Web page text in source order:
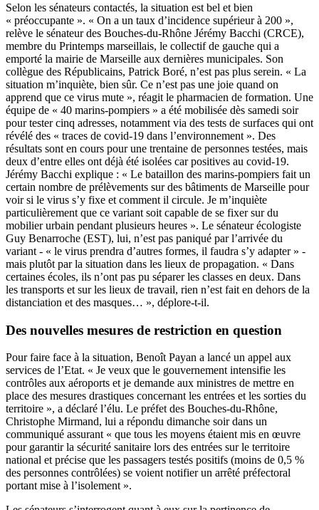
Selon les sénateurs contactés, la situation est bel et bien
« préoccupante ». « On a un taux d’incidence supérieur à 200 »,
relève le sénateur des Bouches-du-Rhône Jérémy Bacchi (CRCE),
membre du Printemps marseillais, le collectif de gauche qui a
emporté la mairie de Marseille aux dernières municipales. Son
collègue des Républicains, Patrick Boré, n’est pas plus serein. « La
situation m’inquiète, bien sûr. Ce n’est pas une joie quand on
apprend que ce virus mute », réagit le pharmacien de formation. Une
équipe de « 40 marins-pompiers » a été mobilisée dès samedi soir
pour tester cinq adresses, notamment via des tests de surfaces qui ont
révélé des « traces de covid-19 dans l’environnement ». Des
résultats sont en cours pour une trentaine de personnes testées, mais
deux d’entre elles ont déjà été isolées car positives au covid-19.
Jérémy Bacchi explique : « Le bataillon des marins-pompiers fait un
certain nombre de prélèvements sur des bâtiments de Marseille pour
voir si le virus s’y fixe et comment il circule. Je m’inquiète
particulièrement que ce variant soit capable de se fixer sur du
mobilier urbain pendant plusieurs heures ». Le sénateur écologiste
Guy Benarroche (EST), lui, n’est pas paniqué par l’arrivée du
variant - « le virus prendra d’autres formes, il faudra s’y adapter » -
mais plutôt par la situation dans les lieux de propagation. « Dans
certaines écoles, ils n’ont pas pu séparer les classes en deux. Dans
les transports et sur les lieux de travail, rien n’est fait en dehors de la
distanciation et des masques… », déplore-t-il.
Des nouvelles mesures de restriction en question
Pour faire face à la situation, Benoît Payan a lancé un appel aux
services de l’Etat. « Je veux que le gouvernement intensifie les
contrôles aux aéroports et je demande aux ministres de mettre en
place des mesures drastiques concernant les entrées et les sorties du
territoire », a déclaré l’élu. Le préfet des Bouches-du-Rhône,
Christophe Mirmand, lui a répondu dimanche soir dans un
communiqué assurant « que tous les moyens étaient mis en œuvre
pour garantir la sécurité sanitaire lors des entrées sur le territoire
national et précise que les passagers testés positifs (moins de 0,5 %
des personnes contrôlées) se voient notifier un arrêté préfectoral
portant mise à l’isolement ».